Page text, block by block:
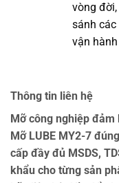
vòng
sánh
vận
Thông tin liên hệ
Mỡ công nghiệp
Mỡ LUBE MY2-7
cấp đầy đủ MSDS,
khẩu cho từng sản